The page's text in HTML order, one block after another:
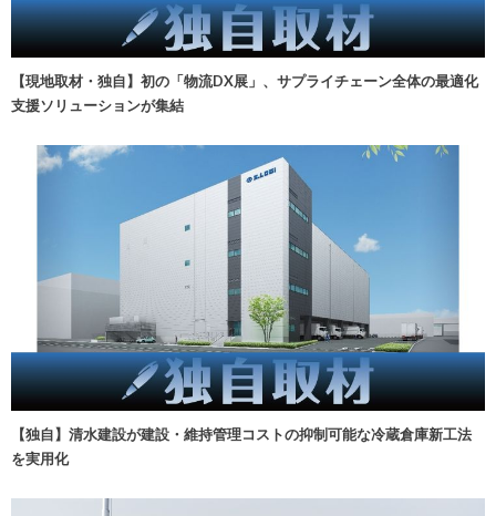
【現地取材・独自】初の「物流DX展」、サプライチェーン全体の最適化
支援ソリューションが集結
【独自】清水建設が建設・維持管理コストの抑制可能な冷蔵倉庫新工法
を実用化